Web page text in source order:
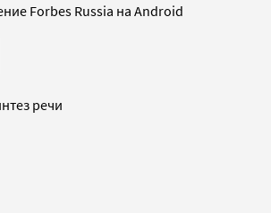
Forbes Russia на Android
речи